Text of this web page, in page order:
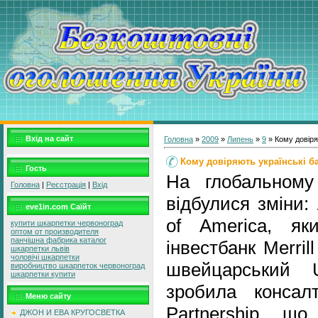
Вхід на сайт
Гость
Головна | Реєстрація | Вхід
eve1in.com Саїйт
купити шкарпетки червоноград
оптом от производителя
панчішна фабрика каталог
шкарпетки львів
чоловічі шкарпетки
виробництво шкарпеток червоноград
шкарпетки купити
Меню сайту
ДЖОН И ЕВА КРУГОСВЕТКА
Головна » 2009 » Липень » 9 » Кому
Кому довіряють українські
На
відбулися
of America,
інвестбанк
швейцарський
зробила
Partnership, що